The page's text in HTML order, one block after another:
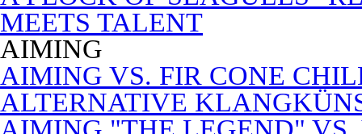
MEETS TALENT
AIMING
AIMING VS. FIR CONE
ALTERNATIVE